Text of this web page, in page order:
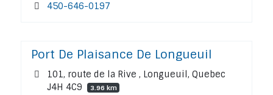
450-646-0197
Port De Plaisance De Longueuil
101, route de la Rive , Longueuil, Quebec
J4H 4C9
3.96 km